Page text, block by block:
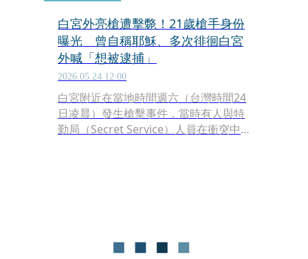
白宮外亮槍遭擊斃！21歲槍手身份
曝光 曾自稱耶穌、多次徘徊白宮
外喊「想被逮捕」
2026.05.24 12:00
白宮附近在當地時間週六（台灣時間24
日凌晨）發生槍擊事件，當時有人與特
勤局（Secret Service）人員在衝突中